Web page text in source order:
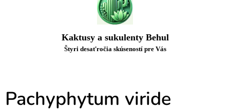
Kaktusy a sukulenty Behul
Štyri desaťročia skúseností pre Vás
Pachyphytum viride